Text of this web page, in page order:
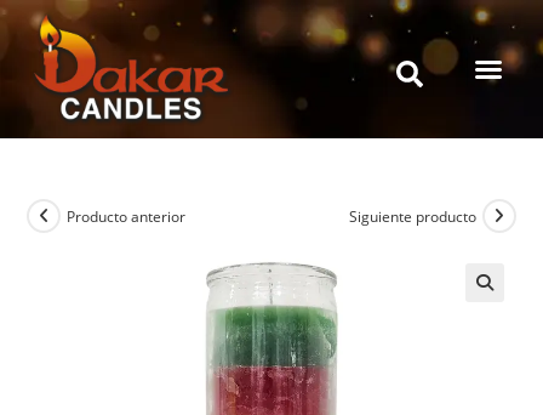
Producto anterior Siguiente producto